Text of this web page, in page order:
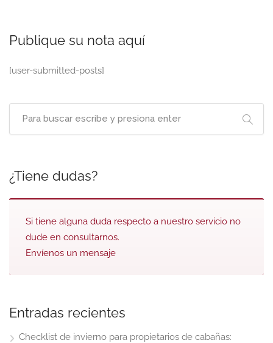
Publique su nota aquí
[user-submitted-posts]
¿Tiene dudas?
Si tiene alguna duda respecto a nuestro servicio no
dude en consultarnos.
Envíenos un mensaje
Entradas recientes
Checklist de invierno para propietarios de cabañas: